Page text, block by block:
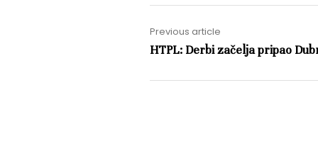
Previous article
HTPL: Derbi začelja pripao